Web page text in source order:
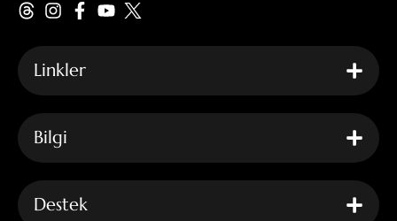
Linkler
Bilgi
Destek